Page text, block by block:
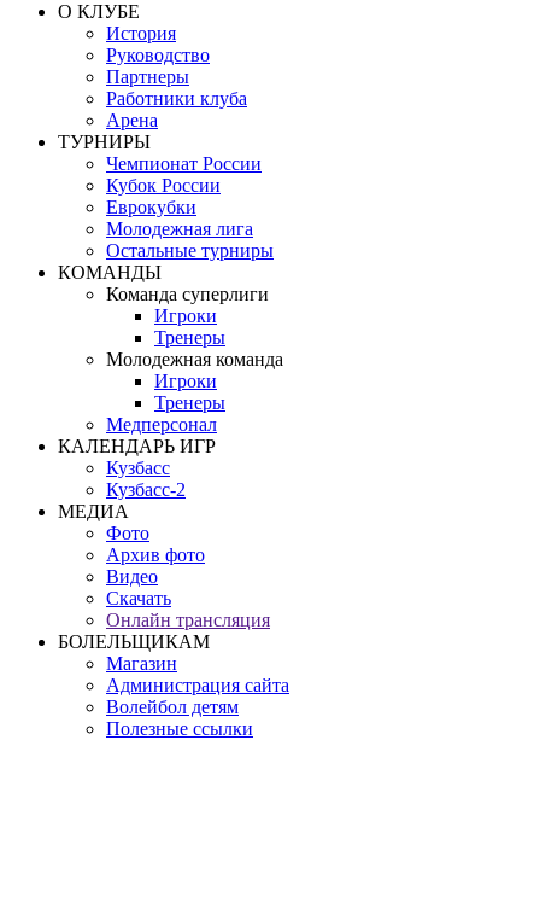
О КЛУБЕ
История
Руководство
Партнеры
Работники клуба
Арена
ТУРНИРЫ
Чемпионат России
Кубок России
Еврокубки
Молодежная лига
Остальные турниры
КОМАНДЫ
Команда суперлиги
Игроки
Тренеры
Молодежная команда
Игроки
Тренеры
Медперсонал
КАЛЕНДАРЬ ИГР
Кузбасс
Кузбасс-2
МЕДИА
Фото
Архив фото
Видео
Скачать
Онлайн трансляция
БОЛЕЛЬЩИКАМ
Магазин
Администрация сайта
Волейбол детям
Полезные ссылки